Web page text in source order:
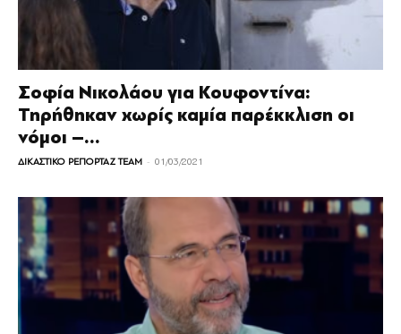
Σοφία Νικολάου για Κουφοντίνα:
Τηρήθηκαν χωρίς καμία παρέκκλιση οι
νόμοι –...
ΔΙΚΑΣΤΙΚΟ ΡΕΠΟΡΤΑΖ TEAM - 01/03/2021